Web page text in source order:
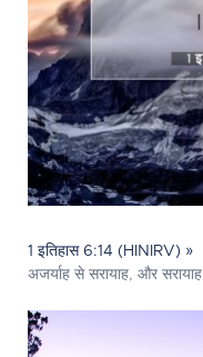
1 इतिहास 6:14 (HINIRV) »
अजर्याह से सरायाह, और